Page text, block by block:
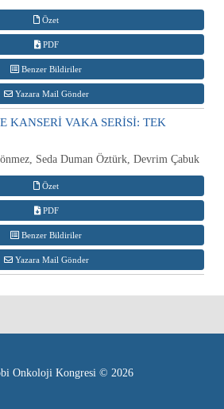
Özet
PDF
Benzer Bildiriler
Yazara Mail Gönder
KANSERİ VAKA SERİSİ: TEK
Seda Duman Öztürk, Devrim Çabuk
Özet
PDF
Benzer Bildiriler
Yazara Mail Gönder
Onkoloji Kongresi © 2026